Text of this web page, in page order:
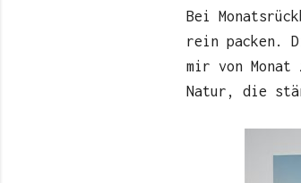
Bei
rein packen.
mir von
Natur, die